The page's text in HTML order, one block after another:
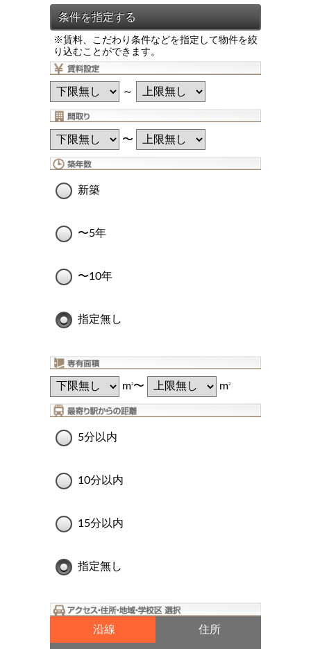
※賃料、こだわり条件などを指定して物件を絞
り込むことができます。
～
〜
新築
〜5年
〜10年
指定無し
m2〜 m2
5分以内
10分以内
15分以内
指定無し
沿線 住所